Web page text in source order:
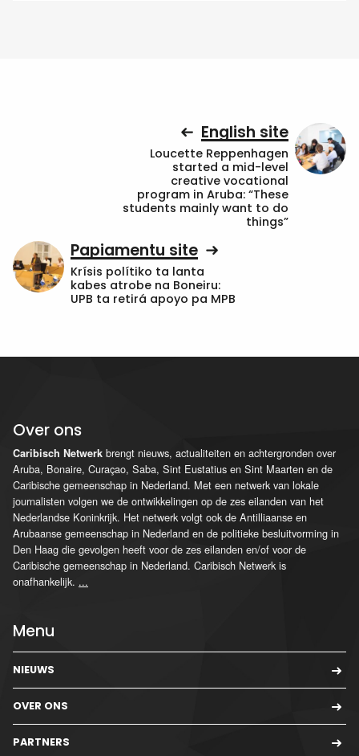
English site
Loucette Reppenhagen
started a mid-level
creative vocational
program in Aruba: “These
students mainly want to do
things”
Papiamentu site
Krísis polítiko ta lanta
kabes atrobe na Boneiru:
UPB ta retirá apoyo pa MPB
Over ons
Caribisch Netwerk brengt nieuws, actualiteiten en achtergronden over
Aruba, Bonaire, Curaçao, Saba, Sint Eustatius en Sint Maarten en de
Caribische gemeenschap in Nederland. Met een netwerk van lokale
journalisten volgen we de ontwikkelingen op de zes eilanden van het
Nederlandse Koninkrijk. Het netwerk volgt ook de Antilliaanse en
Arubaanse gemeenschap in Nederland en de politieke besluitvorming in
Den Haag die gevolgen heeft voor de zes eilanden en/of voor de
Caribische gemeenschap in Nederland. Caribisch Netwerk is
onafhankelijk. ...
Menu
NIEUWS
OVER ONS
PARTNERS